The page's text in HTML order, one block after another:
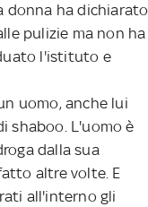
donna ha dichiarato
pulizie ma non ha
l'istituto e
uomo, anche lui
shaboo. L'uomo è
dalla sua
altre volte. E
all'interno gli